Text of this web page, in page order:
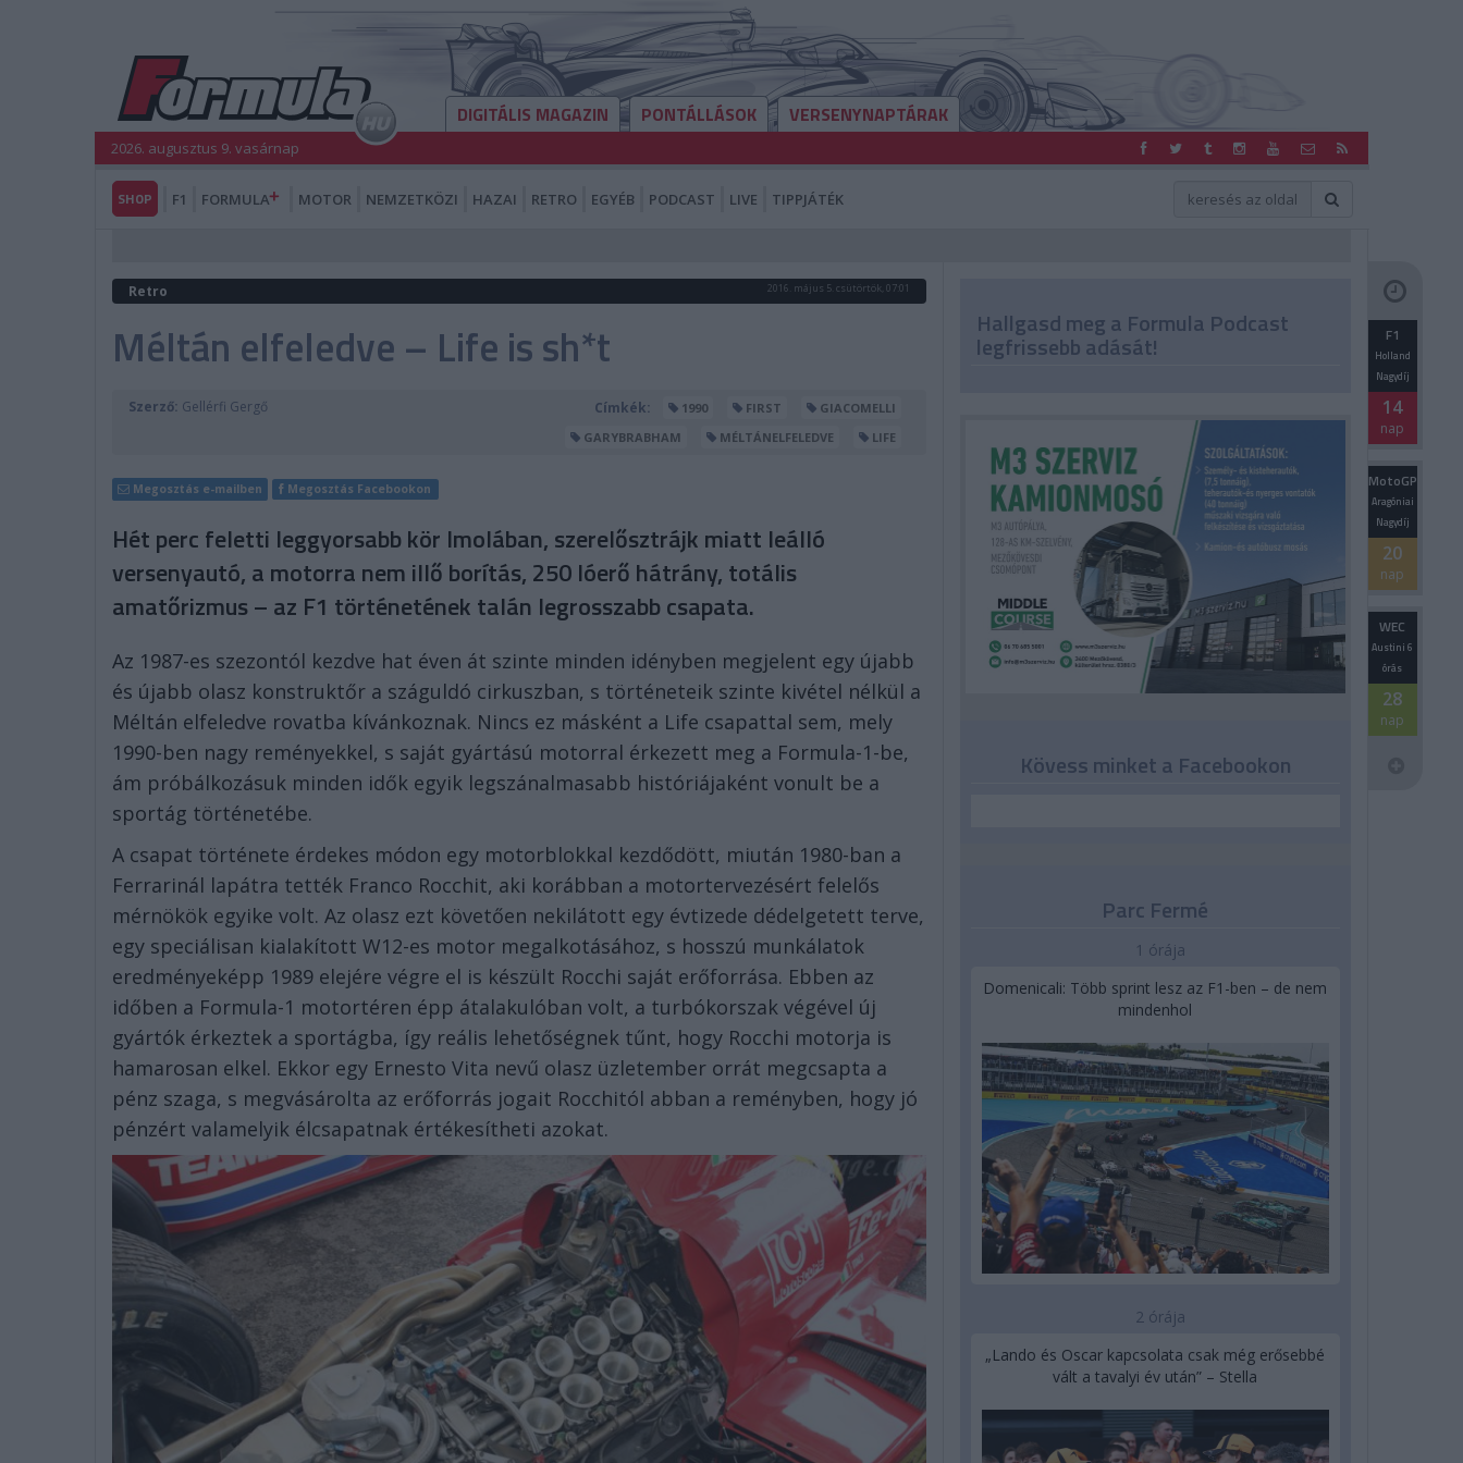
DIGITÁLIS MAGAZIN PONTÁLLÁSOK VERSENYNAPTÁRAK
2026. augusztus 9. vasárnap
SHOP F1 FORMULA MOTOR NEMZETKÖZI HAZAI RETRO EGYÉB PODCAST LIVE TIPPJÁTÉK
Retro 2016. május 5. csütörtök, 07:01
Méltán elfeledve – Life is sh*t
Szerző: Gellérfi Gergő Címkék: 1990 FIRST
GIACOMELLI
GARYBRABHAM
MÉLTÁNELFELEDVE LIFE
Megosztás e-mailben Megosztás Facebookon
Hét perc feletti leggyorsabb kör Imolában, szerelősztrájk miatt leálló
versenyautó, a motorra nem illő borítás, 250 lóerő hátrány, totális
amatőrizmus – az F1 történetének talán legrosszabb csapata.
Az 1987-es szezontól kezdve hat éven át szinte minden idényben megjelent egy újabb
és újabb olasz konstruktőr a száguldó cirkuszban, s történeteik szinte kivétel nélkül a
Méltán elfeledve rovatba kívánkoznak. Nincs ez másként a Life csapattal sem, mely
1990-ben nagy reményekkel, s saját gyártású motorral érkezett meg a Formula-1-be,
ám próbálkozásuk minden idők egyik legszánalmasabb históriájaként vonult be a
sportág történetébe.
A csapat története érdekes módon egy motorblokkal kezdődött, miután 1980-ban a
Ferrarinál lapátra tették Franco Rocchit, aki korábban a motortervezésért felelős
mérnökök egyike volt. Az olasz ezt követően nekilátott egy évtizede dédelgetett terve,
egy speciálisan kialakított W12-es motor megalkotásához, s hosszú munkálatok
eredményeképp 1989 elejére végre el is készült Rocchi saját erőforrása. Ebben az
időben a Formula-1 motortéren épp átalakulóban volt, a turbókorszak végével új
gyártók érkeztek a sportágba, így reális lehetőségnek tűnt, hogy Rocchi motorja is
hamarosan elkel. Ekkor egy Ernesto Vita nevű olasz üzletember orrát megcsapta a
pénz szaga, s megvásárolta az erőforrás jogait Rocchitól abban a reményben, hogy jó
pénzért valamelyik élcsapatnak értékesítheti azokat.
Hallgasd meg a Formula Podcast
legfrissebb adását! F1
Holland
Nagydíj
14
nap
MotoGP
Aragóniai
Nagydíj
20
nap
WEC
Austini 6
órás
28
nap
Kövess minket a Facebookon
Parc Fermé
1 órája
Domenicali: Több sprint lesz az F1-ben – de nem
mindenhol
2 órája
„Lando és Oscar kapcsolata csak még erősebbé
vált a tavalyi év után” – Stella